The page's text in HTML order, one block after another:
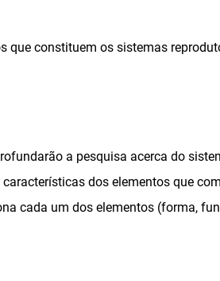
que constituem os sistemas
a pesquisa acerca do
dos elementos que
cada um dos elementos (forma,